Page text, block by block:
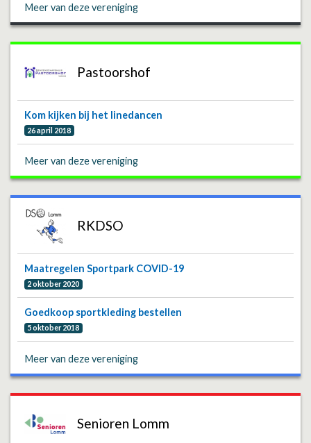
Meer van deze vereniging
Pastoorshof
Kom kijken bij het linedancen
26 april 2018
Meer van deze vereniging
RKDSO
Maatregelen Sportpark COVID-19
2 oktober 2020
Goedkoop sportkleding bestellen
5 oktober 2018
Meer van deze vereniging
Senioren Lomm